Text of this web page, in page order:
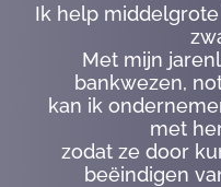
Ik help
Met mijn
bankwezen,
kan ik
met
zodat ze door
beëindigen